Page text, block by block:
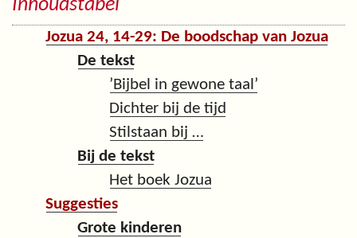
Inhoudstabel
Jozua 24, 14-29: De boodschap van Jozua
De tekst
’Bijbel in gewone taal’
Dichter bij de tijd
Stilstaan bij …
Bij de tekst
Het boek Jozua
Suggesties
Grote kinderen